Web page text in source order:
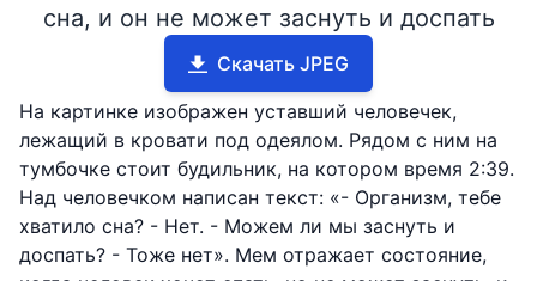
сна, и он не может заснуть и доспать
Скачать JPEG
На картинке изображен уставший человечек,
лежащий в кровати под одеялом. Рядом с ним на
тумбочке стоит будильник, на котором время 2:39.
Над человечком написан текст: «- Организм, тебе
хватило сна? - Нет. - Можем ли мы заснуть и
доспать? - Тоже нет». Мем отражает состояние,